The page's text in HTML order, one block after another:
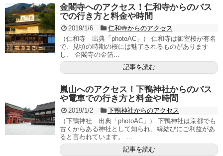
金閣寺へのアクセス！仁和寺からのバス
での行き方と料金や時間
2019/1/6
仁和寺からのアクセス
（仁和寺 出典「photoAC」） 仁和寺は御室桜が有名
で、見頃の時期の桜には魅了されるものがあります
し、 金閣寺の金箔...
記事を読む
嵐山へのアクセス！下鴨神社からのバス
や電車での行き方と料金や時間
2019/1/2
下鴨神社からのアクセス
（下鴨神社 出典「photoAC」） 下鴨神社は京都でも
古くからある神社として知られ、縁結びにご利益があ
ると言われています。 ...
記事を読む